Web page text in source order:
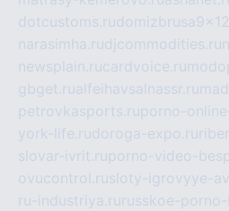
dotcustoms.ru
narasimha.rudjcommodities.ru
newsplain.rucardvoice.ru
gbget.rualfeihavsalnassr.ru
petrovkasports.ruporno-
york-life.rudoroga-expo.ru
slovar-ivrit.ruporno-video-
ovucontrol.rusloty-igrovyye-
ru-industriya.ru russkoe-